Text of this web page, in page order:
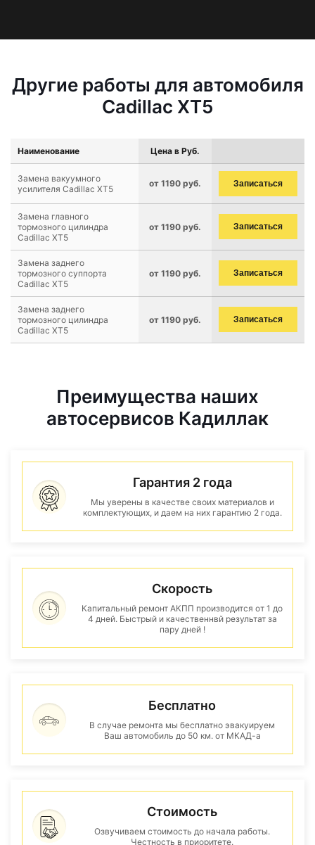
Другие работы для автомобиля
Cadillac XT5
Наименование Цена в Руб.
Замена вакуумного
усилителя Cadillac XT5
от 1190 руб. Записаться
Замена главного
тормозного цилиндра
Cadillac XT5
от 1190 руб. Записаться
Замена заднего
тормозного суппорта
Cadillac XT5
от 1190 руб. Записаться
Замена заднего
тормозного цилиндра
Cadillac XT5
от 1190 руб. Записаться
Преимущества наших
автосервисов Кадиллак
Гарантия 2 года
Мы уверены в качестве своих материалов и
комплектующих, и даем на них гарантию 2 года.
Скорость
Капитальный ремонт АКПП производится от 1 до
4 дней. Быстрый и качественнвй результат за
пару дней !
Бесплатно
В случае ремонта мы бесплатно эвакуируем
Ваш автомобиль до 50 км. от МКАД-а
Стоимость
Озвучиваем стоимость до начала работы.
Честность в приоритете.